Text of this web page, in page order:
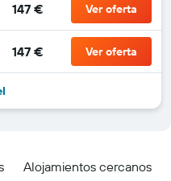
147 € Ver oferta
147 € Ver oferta
Alojamientos cercanos